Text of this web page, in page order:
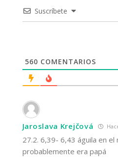
Suscríbete
560 COMENTARIOS
Jaroslava Krejčová
27.2. 6,39- 6,43 águila en el
probablemente era papá